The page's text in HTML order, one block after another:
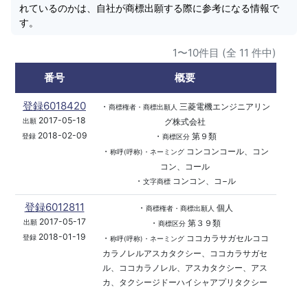
れているのかは、自社が商標出願する際に参考になる情報で
す。
1〜10件目 (全 11 件中)
番号
概要
登録6018420
出願 2017-05-18
登録2018-02-09
・ 商標権者・商標出願人 三菱電機エンジニアリン
グ株式会社
・ 商標区分第９類
・ 称呼(呼称)・ネーミングコンコンコール、コン
コン、コール
・ 文字商標コンコン、コ−ル
登録6012811
出願2017-05-17
登録 2018-01-19
・ 商標権者・商標出願人 個人
・ 商標区分第３９類
・ 称呼(呼称)・ネーミングココカラサガセルココ
カラノレルアスカタクシー、ココカラサガセ
ル、ココカラノレル、アスカタクシー、アス
カ、タクシージドーハイシャアプリタクシー